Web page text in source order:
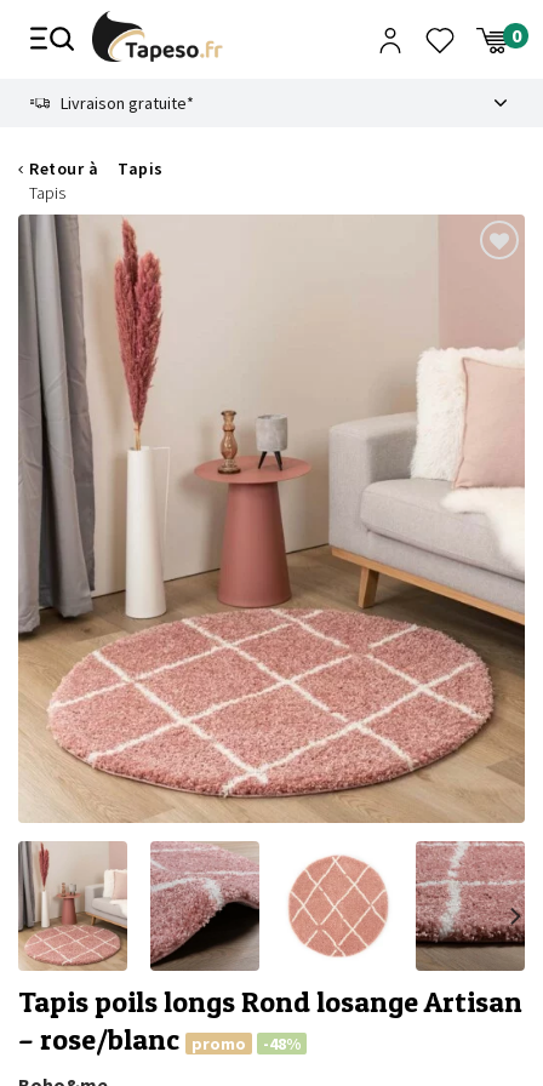
Livraison gratuite*
Retour à
Tapis
Tapis
Tapis poils longs Rond losange Artisan
– rose/blanc
promo -48%